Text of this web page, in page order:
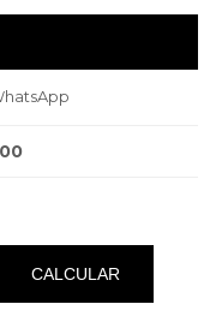
ALTERAR CEP
CALCULAR